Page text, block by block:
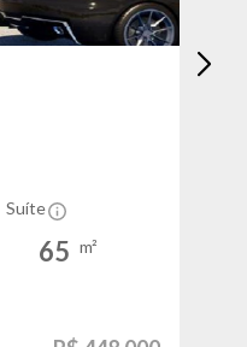
Suíte
65 m²